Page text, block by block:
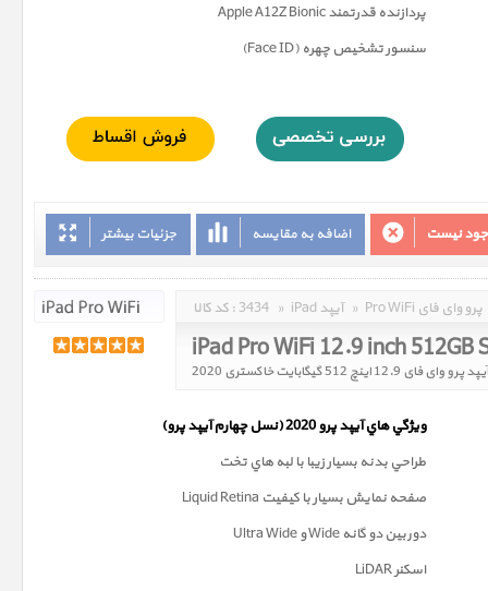
پردازنده قدرتمند Apple A12Z Bionic
سنسور تشخيص چهره (Face ID)
جزئیات بیشتر اضافه به مقایسه نیست
کد کالا : 3434 » iPad آیپد » Pro WiFi پرو وای فای
iPad Pro WiFi 12.9 inch 512GB
پرو وای فای 12.9 اینچ 512 گیگابایت خاکستری 2020
ويژگي هاي آيپد پرو 2020 ( نسل چهارمآيپد پرو)
طراحي بدنه بسيار زيبا با لبه هاي تخت
صفحه نمايش بسيار با کيفيت Liquid Retina
دوربين دو گانه Wide و Ultra Wide
اسکنر LiDAR